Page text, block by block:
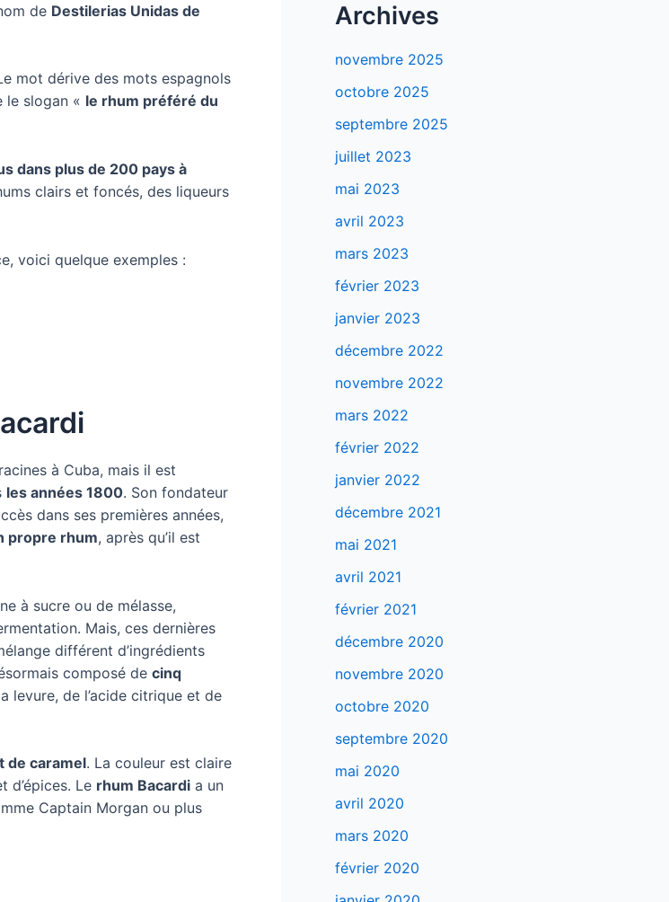
de Destilerias Unidas de
mot dérive des mots espagnols
le slogan « le rhum préféré du
dans plus de 200 pays à
clairs et foncés, des liqueurs
voici quelque exemples :
à Cuba, mais il est
les années 1800. Son fondateur
dans ses premières années,
propre rhum, après qu’il est
à sucre ou de mélasse,
Mais, ces dernières
différent d’ingrédients
composé de cinq
levure, de l’acide citrique et de
de caramel. La couleur est claire
d’épices. Le rhum Bacardi a un
Captain Morgan ou plus
Archives
novembre 2025
octobre 2025
septembre 2025
juillet 2023
mai 2023
avril 2023
mars 2023
février 2023
janvier 2023
décembre 2022
novembre 2022
mars 2022
février 2022
janvier 2022
décembre 2021
mai 2021
avril 2021
février 2021
décembre 2020
novembre 2020
octobre 2020
septembre 2020
mai 2020
avril 2020
mars 2020
février 2020